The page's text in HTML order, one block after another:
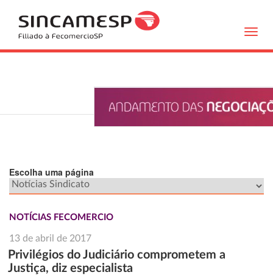
Escolha uma página
NOTÍCIAS FECOMERCIO
13 de abril de 2017
Privilégios do Judiciário comprometem a
Justiça, diz especialista